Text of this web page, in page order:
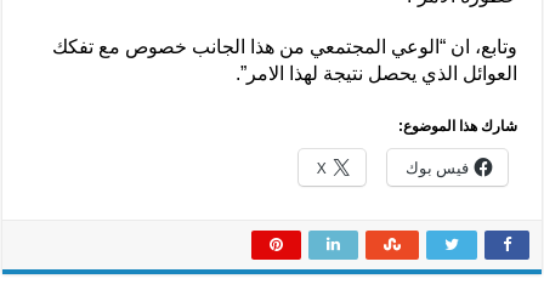
وتابع، ان “الوعي المجتمعي من هذا الجانب خصوص مع تفكك
العوائل الذي يحصل نتيجة لهذا الامر”.
شارك هذا الموضوع:
فيس بوك X